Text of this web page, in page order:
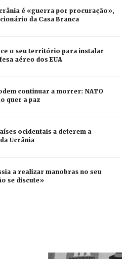
é «guerra por procuração»,
da Casa Branca
o seu território para instalar
aéreo dos EUA
continuar a morrer: NATO
quer a paz
ocidentais a deterem a
Ucrânia
a realizar manobras no seu
se discute»